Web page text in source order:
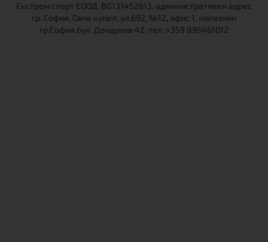
Екстрем спорт ЕООД, BG131452613, административен адрес
гр. София, Овча купел, ул.692, №12, офис 1, магазини
гр.София,бул. Дондуков 42, тел.:+359 895461012